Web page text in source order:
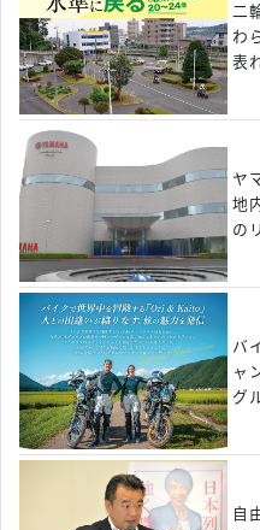
二
わ
表
ヤ
地
の
バ
ャ
グ
自